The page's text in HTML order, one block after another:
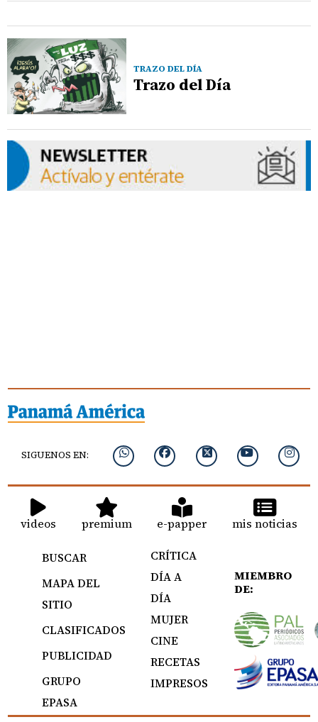
TRAZO DEL DÍA
Trazo del Día
SIGUENOS EN:
videos premium e-papper mis noticias
BUSCAR
MAPA DEL
SITIO
CLASIFICADOS
PUBLICIDAD
GRUPO
EPASA
CRÍTICA
DÍA A
DÍA
MUJER
CINE
RECETAS
IMPRESOS
MIEMBRO
DE: